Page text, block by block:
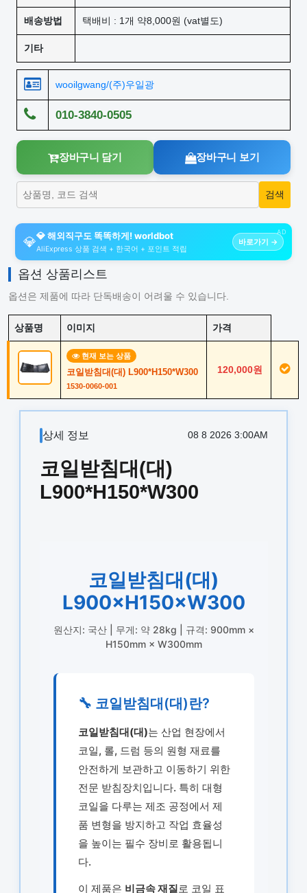
배송방법 택배비 : 1개 약8,000원 (vat별도)
기타
wooilgwang/(주)우일광
010-3840-0505
장바구니 담기 장바구니 보기
AD
💎💎 해외직구도 똑똑하게! worldbot
AliExpress 상품 검색 + 한국어 + 포인트 적립
바로가기 →
옵션 상품리스트
옵션은 제품에 따라 단독배송이 어려울 수 있습니다.
상품명 이미지 가격
현재 보는 상품
코일받침대(대) L900*H150*W300
1530-0060-001
120,000원
상세 정보 08 8 2026 3:00AM
코일받침대(대)
L900*H150*W300
코일받침대(대)
L900×H150×W300
원산지: 국산 | 무게: 약 28kg | 규격: 900mm ×
H150mm × W300mm
🔧 코일받침대(대)란?
코일받침대(대)는 산업 현장에서
코일, 롤, 드럼 등의 원형 재료를
안전하게 보관하고 이동하기 위한
전문 받침장치입니다. 특히 대형
코일을 다루는 제조 공정에서 제
품 변형을 방지하고 작업 효율성
을 높이는 필수 장비로 활용됩니
다.
이 제품은 비금속 재질로 코일 표